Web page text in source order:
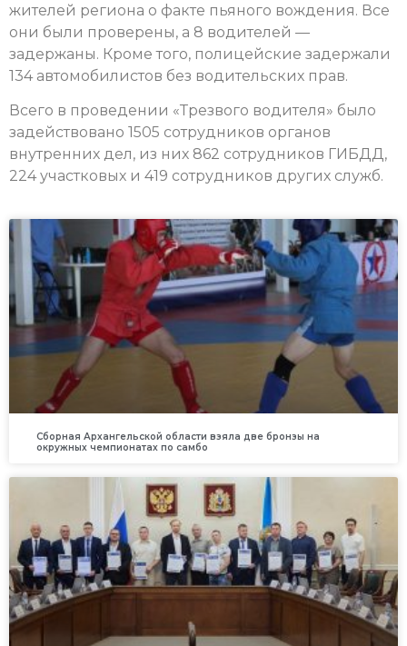
жителей региона о факте пьяного вождения. Все
они были проверены, а 8 водителей —
задержаны. Кроме того, полицейские задержали
134 автомобилистов без водительских прав.
Всего в проведении «Трезвого водителя» было
задействовано 1505 сотрудников органов
внутренних дел, из них 862 сотрудников ГИБДД,
224 участковых и 419 сотрудников других служб.
Сборная Архангельской области взяла две бронзы на
окружных чемпионатах по самбо